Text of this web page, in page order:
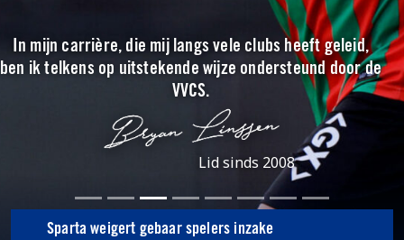
In mijn carrière, die mij langs vele clubs heeft geleid,
ben ik telkens op uitstekende wijze ondersteund door de
VVCS.
Lid sinds 2008
Sparta weigert gebaar spelers inzake